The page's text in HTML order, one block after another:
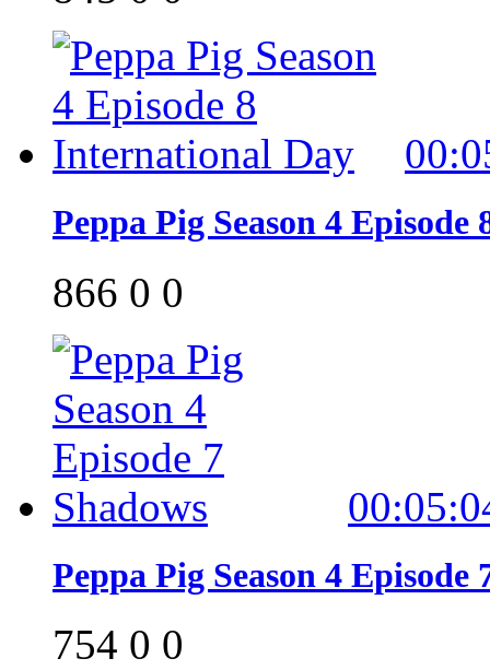
Peppa Pig Season 4
866 0 0
Peppa Pig Season 4 Episode
754 0 0